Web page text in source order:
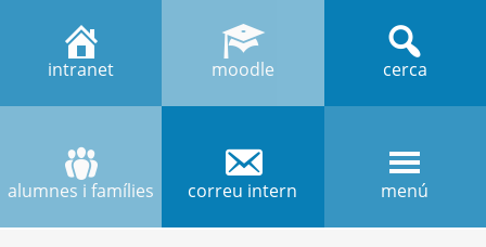
intranet moodle cerca
alumnes i famílies correu intern menú